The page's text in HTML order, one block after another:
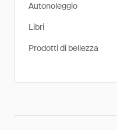
Autonoleggio
Libri
Prodotti di bellezza